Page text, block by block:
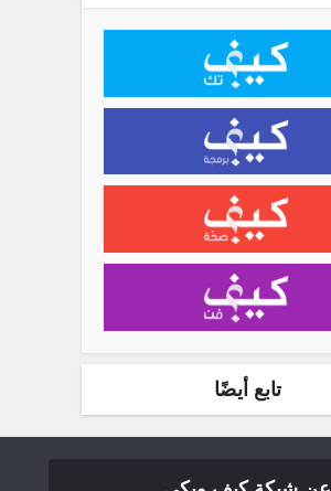
تابع أيضًا